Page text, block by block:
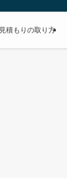
見積もりの取り方